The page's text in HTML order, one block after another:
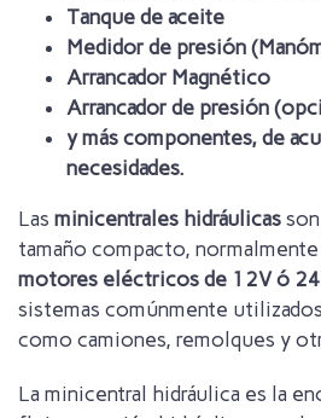
Tanque de aceite
Medidor de presión
Arrancador Magnético
Arrancador de presión
y más componentes, de
necesidades.
Las minicentrales hidráulicas
tamaño compacto,
motores eléctricos de 12V ó
sistemas comúnmente
como camiones, remolques y
La minicentral hidráulica es la